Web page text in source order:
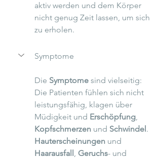
aktiv werden und dem Körper
nicht genug Zeit lassen, um sich
zu erholen.
Symptome
Die Symptome sind vielseitig:
Die Patienten fühlen sich nicht
leistungsfähig, klagen über
Müdigkeit und Erschöpfung,
Kopfschmerzen und Schwindel .
Hauterscheinungen und
Haarausfall , Geruchs- und